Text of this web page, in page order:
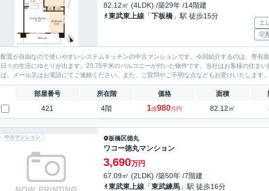
82.12㎡ (4LDK) /築29年 /14階建
東武東上線 「下板橋 」駅 徒歩15分
エ
宅
配置が自由なので使いやすいシステムキッチンの中古マンションです。今回紹介するのは、専有
日々の生活にゆとりが出ます。23.75平米のバルコニーが付いた物件です。当社はお客様の住ま
ば、メール又はお電話にてご連絡ください。また、ご質問やご不明な点などもお受けいたします。
部屋番号 所在階 価格 面積
421 4階 1億980万円 82.12㎡
中古マンション 板橋区徳丸
ワコー徳丸マンション
3,690万円
67.09㎡ (2LDK) /築50年 /7階建
東武東上線 「東武練馬 」駅 徒歩16分